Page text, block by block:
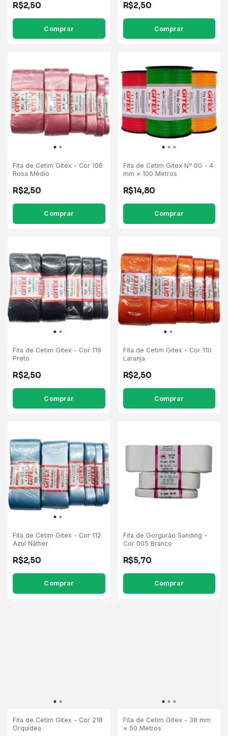
R$2,50
Comprar
R$2,50
Comprar
Fita de Cetim Gitex - Cor 106
Rosa Médio
R$2,50
Comprar
Fita de Cetim Gitex Nº 00 - 4
mm × 100 Metros
R$14,80
Comprar
Fita de Cetim Gitex - Cor 119
Preto
R$2,50
Comprar
Fita de Cetim Gitex - Cor 110
Laranja
R$2,50
Comprar
Fita de Cetim Gitex - Cor 112
Azul Náttier
R$2,50
Comprar
Fita de Gorgurão Sanding -
Cor 005 Branco
R$5,70
Comprar
Fita de Cetim Gitex - Cor 218
Orquídea
Fita de Cetim Gitex - 38 mm
× 50 Metros